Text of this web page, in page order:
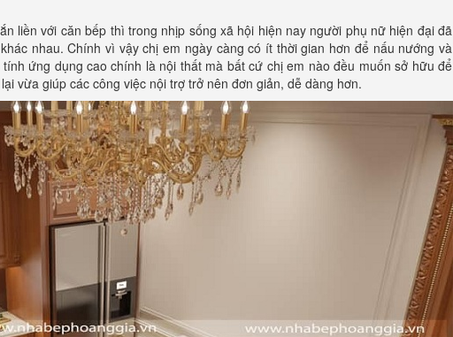
liền với căn bếp thì trong nhịp sống xã hội hiện nay người phụ nữ hiện đại đã
nhau. Chính vì vậy chị em ngày càng có ít thời gian hơn để nấu nướng và
ứng dụng cao chính là nội thất mà bất cứ chị em nào đều muốn sở hữu để
vừa giúp các công việc nội trợ trở nên đơn giản, dễ dàng hơn.